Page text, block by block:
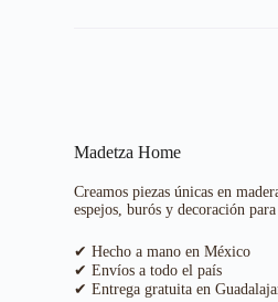
Madetza Home
Creamos piezas únicas en
espejos, burós y decoración
✔ Hecho a mano en México
✔ Envíos a todo el país
✔ Entrega gratuita en